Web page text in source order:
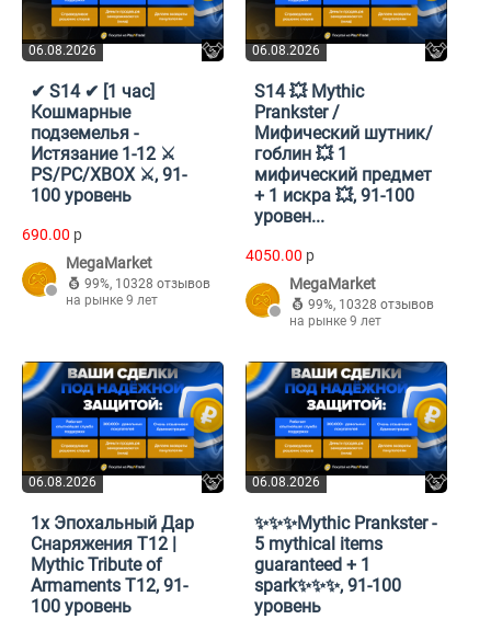
06.08.2026
✔ S14 ✔ [1 час]
Кошмарные
подземелья -
Истязание 1-12 ⚔️
PS/PC/XBOX ⚔️, 91-
100 уровень
690.00 p
MegaMarket
99%, 10328 отзывов
на рынке 9 лет
06.08.2026
S14 💥 Mythic
Prankster /
Мифический шутник/
гоблин 💥 1
мифический предмет
+ 1 искра 💥, 91-100
уровен...
4050.00 p
MegaMarket
99%, 10328 отзывов
на рынке 9 лет
06.08.2026
1x Эпохальный Дар
Снаряжения Т12 |
Mythic Tribute of
Armaments T12, 91-
100 уровень
06.08.2026
✨✨✨Mythic Prankster -
5 mythical items
guaranteed + 1
spark✨✨✨, 91-100
уровень